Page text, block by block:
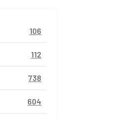
106
112
738
604